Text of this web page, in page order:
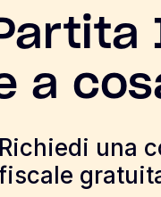
a
Richiedi una